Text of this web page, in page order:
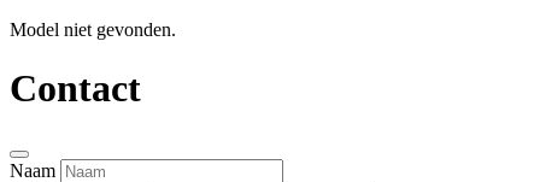
Model niet gevonden.
Contact
Naam